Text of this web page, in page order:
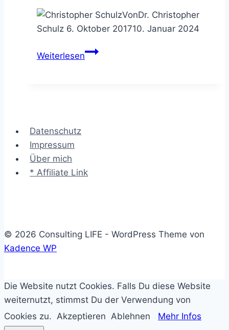
VonDr. Christopher
Schulz 6. Oktober 201710. Januar 2024
WeiterlesenDie
5-
Datenschutz
Impressum
Über mich
* Affiliate Link
© 2026 Consulting LIFE - WordPress Theme von
Kadence WP
Die Website nutzt Cookies. Falls Du diese Website
weiternutzt, stimmst Du der Verwendung von
Cookies zu. Akzeptieren Ablehnen Mehr Infos